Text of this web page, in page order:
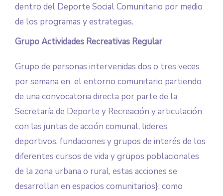
dentro del Deporte Social Comunitario por medio
de los programas y estrategias.
Grupo Actividades Recreativas Regular
Grupo de personas intervenidas dos o tres veces
por semana en el entorno comunitario partiendo
de una convocatoria directa por parte de la
Secretaría de Deporte y Recreación y articulación
con las juntas de acción comunal, lideres
deportivos, fundaciones y grupos de interés de los
diferentes cursos de vida y grupos poblacionales
de la zona urbana o rural, estas acciones se
desarrollan en espacios comunitarios}: como